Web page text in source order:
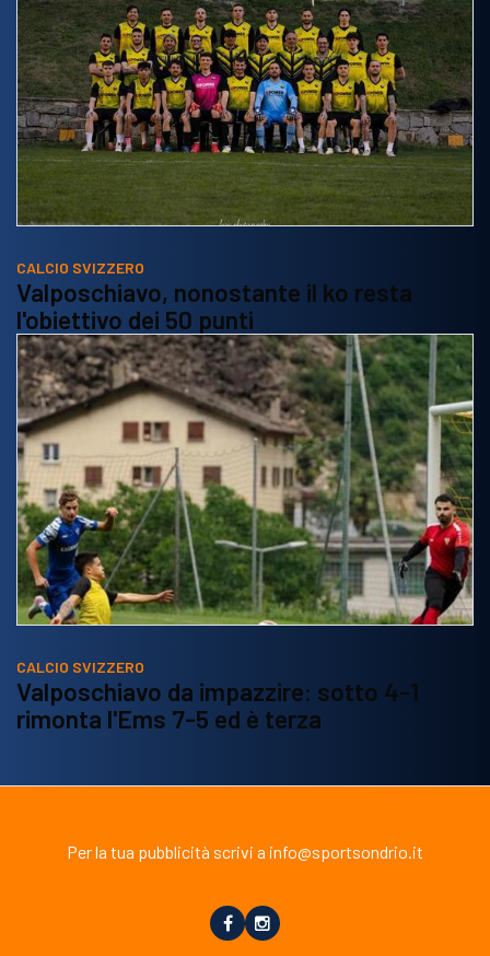
CALCIO SVIZZERO
Valposchiavo, nonostante il ko resta
l'obiettivo dei 50 punti
CALCIO SVIZZERO
Valposchiavo da impazzire: sotto 4-1
rimonta l'Ems 7-5 ed è terza
Per la tua pubblicità scrivi a info@sportsondrio.it